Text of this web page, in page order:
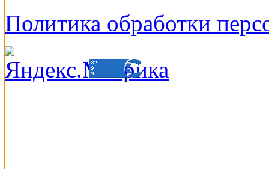
Политика обработки